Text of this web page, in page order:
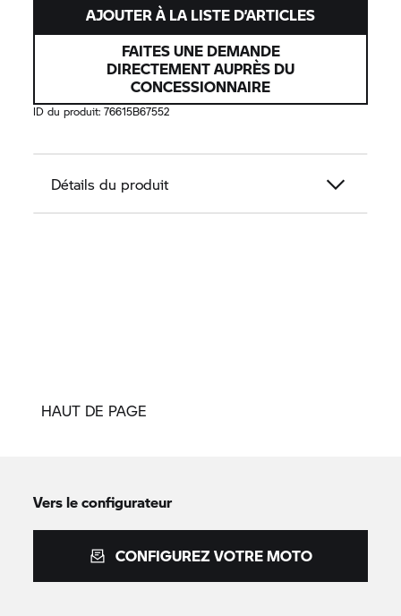
AJOUTER À LA LISTE D’ARTICLES
FAITES UNE DEMANDE
DIRECTEMENT AUPRÈS DU
CONCESSIONNAIRE
ID du produit:76615B67552
Détails du produit
HAUT DE PAGE
Vers le configurateur
CONFIGUREZ VOTRE MOTO